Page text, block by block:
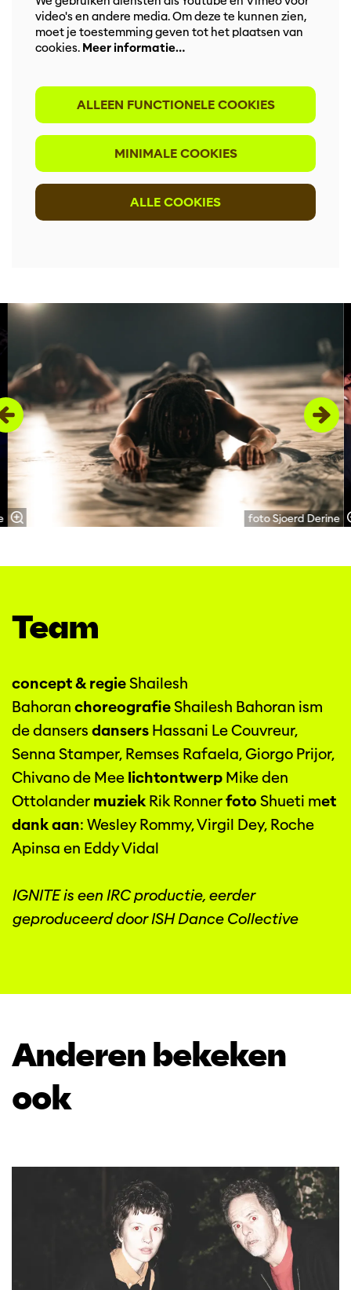
video's en andere media. Om deze te kunnen zien,
moet je toestemming geven tot het plaatsen van
cookies. Meer informatie…
ALLEEN FUNCTIONELE COOKIES
MINIMALE COOKIES
ALLE COOKIES
Overslaan
foto Sjoerd Derine
Team
concept & regieShailesh
Bahoran choreografieShailesh Bahoran ism
de dansers dansers Hassani Le Couvreur,
Senna Stamper, Remses Rafaela, Giorgo Prijor,
Chivano de Mee lichtontwerp Mike den
Ottolander muziekRik Ronnerfoto Shueti met
dank aan: Wesley Rommy, Virgil Dey, Roche
Apinsa en Eddy Vidal
IGNITE is een IRC productie, eerder
geproduceerd door ISH Dance Collective
Anderen bekeken
ook